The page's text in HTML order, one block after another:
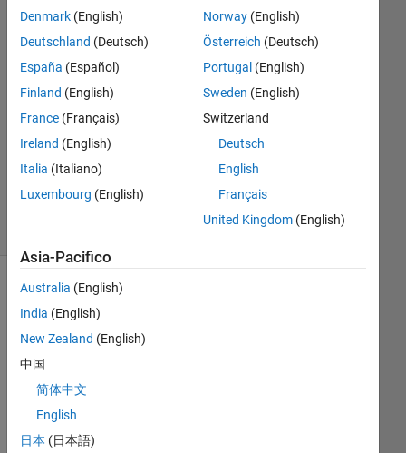
Meurer
2019
1
Risposta
Aggiornato
26 Feb
2025
4
Hey
guy
Denmark (English)
Deutschland (Deutsch)
España (Español)
Finland (English)
France (Français)
Ireland (English)
Italia (Italiano)
Luxembourg (English)
Norway(English)
Österreich (Deutsch)
Portugal (English)
Sweden (English)
Switzerland
Deutsch
English
Français
United Kingdom(English)
Asia-Pacifico
Australia (English)
India (English)
New Zealand (English)
中国
简体中文
English
日本 (日本語)